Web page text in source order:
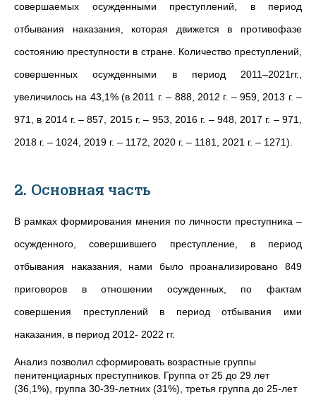
совершаемых осужденными преступлений, в период
отбывания наказания, которая движется в противофазе
состоянию преступности в стране. Количество преступлений,
совершенных осужденными в период 2011–2021гг.,
увеличилось на 43,1% (в 2011 г. – 888, 2012 г. – 959, 2013 г. –
971, в 2014 г. – 857, 2015 г. – 953, 2016 г. – 948, 2017 г. – 971,
2018 г. – 1024, 2019 г. – 1172, 2020 г. – 1181, 2021 г. – 1271).
2. Основная часть
В рамках формирования мнения по личности преступника –
осужденного, совершившего преступление, в период
отбывания наказания, нами было проанализировано 849
приговоров в отношении осужденных, по фактам
совершения преступлений в период отбывания ими
наказания, в период 2012- 2022 гг.
Анализ позволил сформировать возрастные группы
пенитенциарных преступников. Группа от 25 до 29 лет
(36,1%), группа 30-39-летних (31%), третья группа до 25-лет